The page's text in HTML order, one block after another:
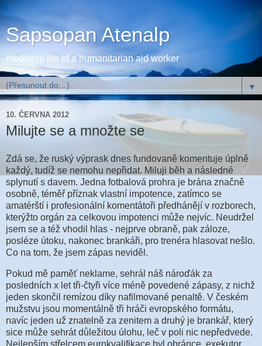
Sapsopan Atenalp
mediocre life of a humanitarian aid worker
▼
10. ČERVNA 2012
Milujte se a množte se
Zdá se, že ruský výprask dnes fundovaně komentuje úplně
každý, tudíž se nemohu nepřidat. Miluji běh a následné
splynutí s davem. Jedna fotbalová prohra je brána značně
osobně, téměř příznak vlastní impotence, zatímco se
amatérští i profesionální komentátoři předhánějí v rozborech,
kterýžto orgán za celkovou impotenci může nejvíc. Neudržel
jsem se a též vhodil hlas - nejprve obraně, pak záloze,
posléze útoku, nakonec brankáři, pro trenéra hlasovat nešlo.
Co na tom, že jsem zápas neviděl.
Pokud mě paměť neklame, sehrál náš nároďák za
posledních x let tři-čtyři více méně povedené zápasy, z nichž
jeden skončil remízou díky nafilmované penaltě. V českém
mužstvu jsou momentálně tři hráči evropského formátu,
navíc jeden už znatelně za zenitem a druhý je brankář, který
sice může sehrát důležitou úlohu, leč v poli nic nepředvede.
Nejlepším střelcem eurokvalifikace byl obránce, exekutor